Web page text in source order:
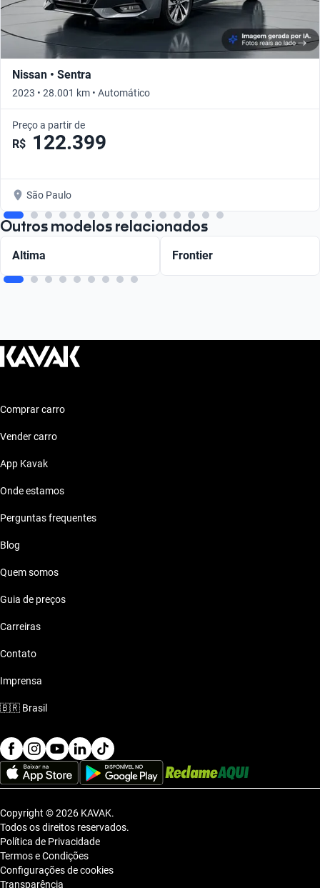
Nissan • Sentra
2023 • 28.001 km • Automático
Preço a partir de
R$ 122.399
São Paulo
Outros modelos relacionados
Altima Frontier
Comprar carro
Vender carro
App Kavak
Onde estamos
Perguntas frequentes
Blog
Quem somos
Guia de preços
Carreiras
Contato
Imprensa
🇧🇷 Brasil
Copyright © 2026 KAVAK.
Todos os direitos reservados.
Política de Privacidade
Termos e Condições
Configurações de cookies
Transparência